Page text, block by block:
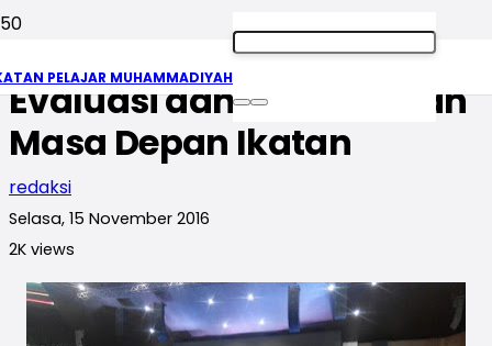
PELAJAR MUHAMMADIYAH
Hari Ke-2, Muktamirin Beri
Evaluasi dan Rencanakan
Masa Depan Ikatan
redaksi
Selasa, 15 November 2016
2K views